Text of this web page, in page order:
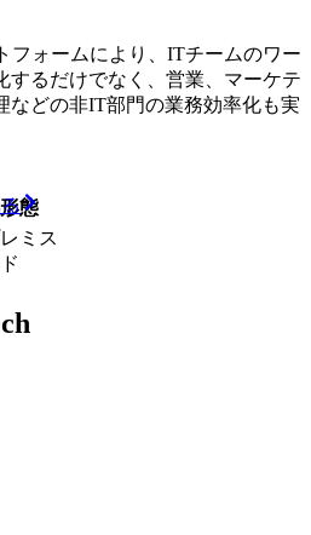
ォームにより、ITチームのワー
るだけでなく、営業、マーケテ
どの非IT部門の業務効率化も実
ス